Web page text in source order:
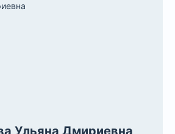
Ульяна Дмириевна